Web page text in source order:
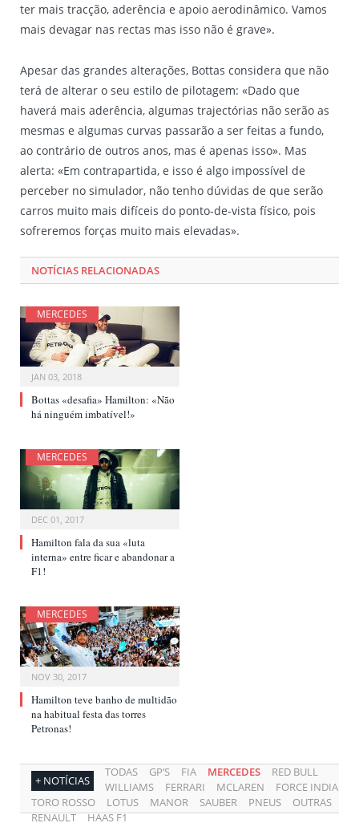
ter mais tracção, aderência e apoio aerodinâmico. Vamos
mais devagar nas rectas mas isso não é grave».
Apesar das grandes alterações, Bottas considera que não
terá de alterar o seu estilo de pilotagem: «Dado que
haverá mais aderência, algumas trajectórias não serão as
mesmas e algumas curvas passarão a ser feitas a fundo,
ao contrário de outros anos, mas é apenas isso». Mas
alerta: «Em contrapartida, e isso é algo impossível de
perceber no simulador, não tenho dúvidas de que serão
carros muito mais difíceis do ponto-de-vista físico, pois
sofreremos forças muito mais elevadas».
NOTÍCIAS RELACIONADAS
MERCEDES
JAN 03, 2018
Bottas «desafia» Hamilton: «Não
há ninguém imbatível!»
MERCEDES
DEC 01, 2017
Hamilton fala da sua «luta
interna» entre ficar e abandonar a
F1!
MERCEDES
NOV 30, 2017
Hamilton teve banho de multidão
na habitual festa das torres
Petronas!
+ NOTÍCIAS
TODAS GP’S FIA MERCEDES
RED BULL
WILLIAMS
FERRARI MCLAREN
FORCE INDIA
TORO ROSSO
LOTUS MANOR SAUBER PNEUS
OUTRAS
RENAULT
HAAS F1